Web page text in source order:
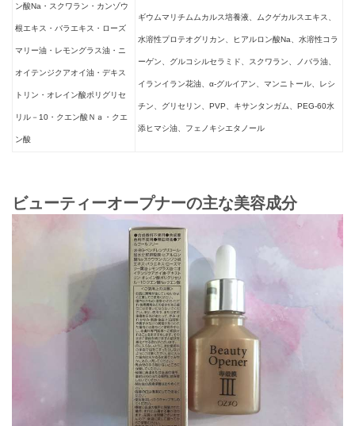
ン酸Na・スクワラン・カンゾウ
根エキス・バラエキス・ローズ
マリー油・レモングラス油・ニ
オイテンジクアオイ油・デキス
トリン・オレイン酸ポリグリセ
リル－10・クエン酸Ｎａ・クエ
ン酸
ギウムマリチムムカルス培養液、ムクゲカルスエキス、
水溶性プロテオグリカン、ヒアルロン酸Na、水溶性コラ
ーゲン、グルコシルセラミド、スクワラン、ノバラ油、
イランイラン花油、α-グルイアン、マンニトール、レシ
チン、グリセリン、PVP、キサンタンガム、PEG-60水
添ヒマシ油、フェノキシエタノール
ビューティーオープナーの主な美容成分